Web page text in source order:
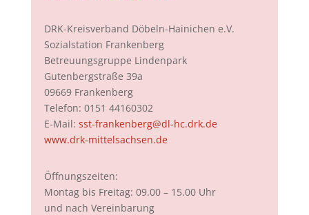
DRK-Kreisverband Döbeln-Hainichen e.V.
Sozialstation Frankenberg
Betreuungsgruppe Lindenpark
Gutenbergstraße 39a
09669 Frankenberg
Telefon: 0151 44160302
E-Mail: sst-frankenberg@dl-hc.drk.de
www.drk-mittelsachsen.de
Öffnungszeiten:
Montag bis Freitag: 09.00 – 15.00 Uhr
und nach Vereinbarung